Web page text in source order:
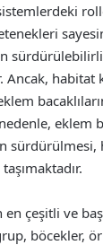
Ancak, habitat
eklem
sürdürülmesi,
çeşitli ve
böcekler,